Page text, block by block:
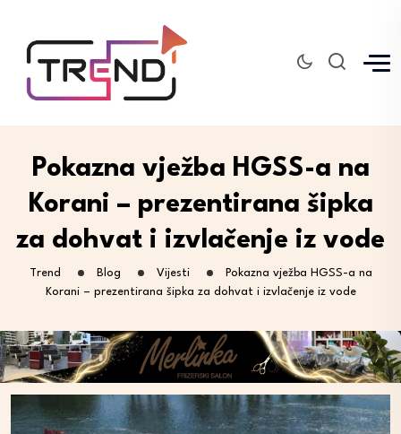
Pokazna vježba HGSS-a na
Korani – prezentirana šipka
za dohvat i izvlačenje iz vode
Trend Blog Vijesti
Pokazna vježba HGSS-a na
Korani – prezentirana šipka za dohvat i izvlačenje iz vode